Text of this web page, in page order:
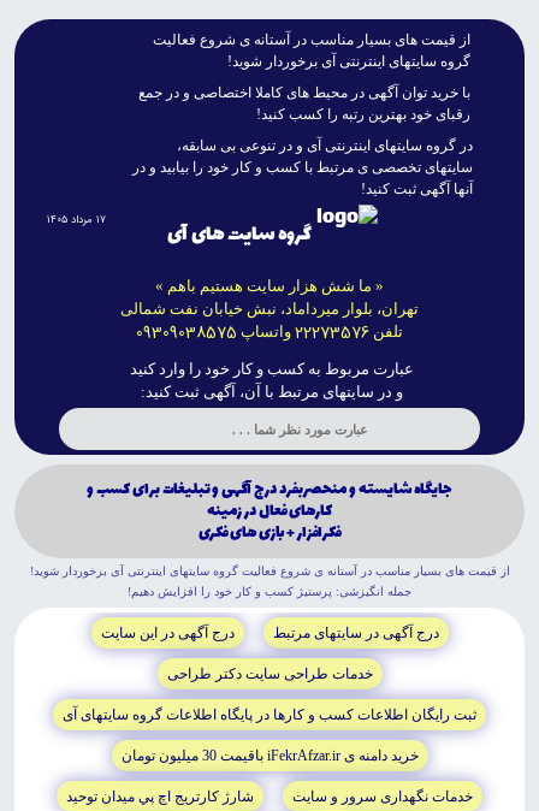
از قيمت هاى بسيار مناسب در آستانه ى شروع فعاليت
گروه سايتهاى اينترنتى آى برخوردار شويد!
با خريد توان آگهى در محيط هاى کاملا اختصاصى و در جمع
رقباى خود بهترين رتبه را کسب کنيد!
در گروه سايتهاى اينترنتى آى و در تنوعى بى سابقه،
سايتهاى تخصصى ى مرتبط با کسب و کار خود را بيابيد و در
آنها آگهى ثبت کنيد!
گروه سایت های آی
« ما شش هزار سایت هستیم باهم »
تهران، بلوار میرداماد، نبش خیابان نفت شمالی
تلفن 22273576 واتساپ 09309038575
۱۷ مرداد ۱۴۰۵
عبارت مربوط به کسب و کار خود را وارد کنید
و در سایتهای مرتبط با آن، آگهی ثبت کنید:
جايگاه شايسته و منحصربفرد درج آگهى و تبليغات براى كسب و
كارهاى فعال در زمينه
فكرافزار + بازى هاى فكرى
از قيمت هاى بسيار مناسب در آستانه ى شروع فعاليت گروه سايتهاى اينترنتى آى برخوردار شويد!
جمله انگيزشى: پرستيژ کسب و کار خود را افزايش دهيم!
درج آگهى در سايتهاى مرتبط درج آگهى در اين سايت
خدمات طراحى سايت دکتر طراحى
ثبت رايگان اطلاعات کسب و کارها در پايگاه اطلاعات گروه سايتهاى آى
خريد دامنه ى iFekrAfzar.ir باقيمت 30 ميليون تومان
خدمات نگهدارى سرور و سايت شارژ کارتريج اچ پي ميدان توحيد